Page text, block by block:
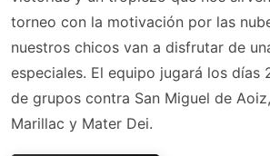
torneo con la motivación por las
nuestros chicos van a disfrutar de
especiales. El equipo jugará los días
de grupos contra San Miguel de
Marillac y Mater Dei.